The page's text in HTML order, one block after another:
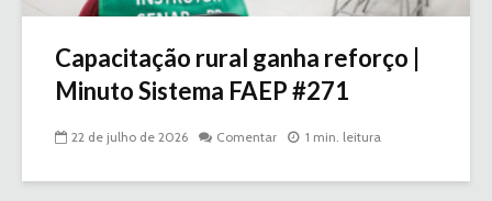
Capacitação rural ganha reforço |
Minuto Sistema FAEP #271
22 de julho de 2026 Comentar 1 min. leitura